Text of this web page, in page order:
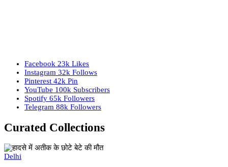
Facebook 23k Likes
Instagram 32k Follows
Pinterest 42k Pin
YouTube 100k Subscribers
Spotify 65k Followers
Telegram 88k Followers
Curated Collections
Delhi